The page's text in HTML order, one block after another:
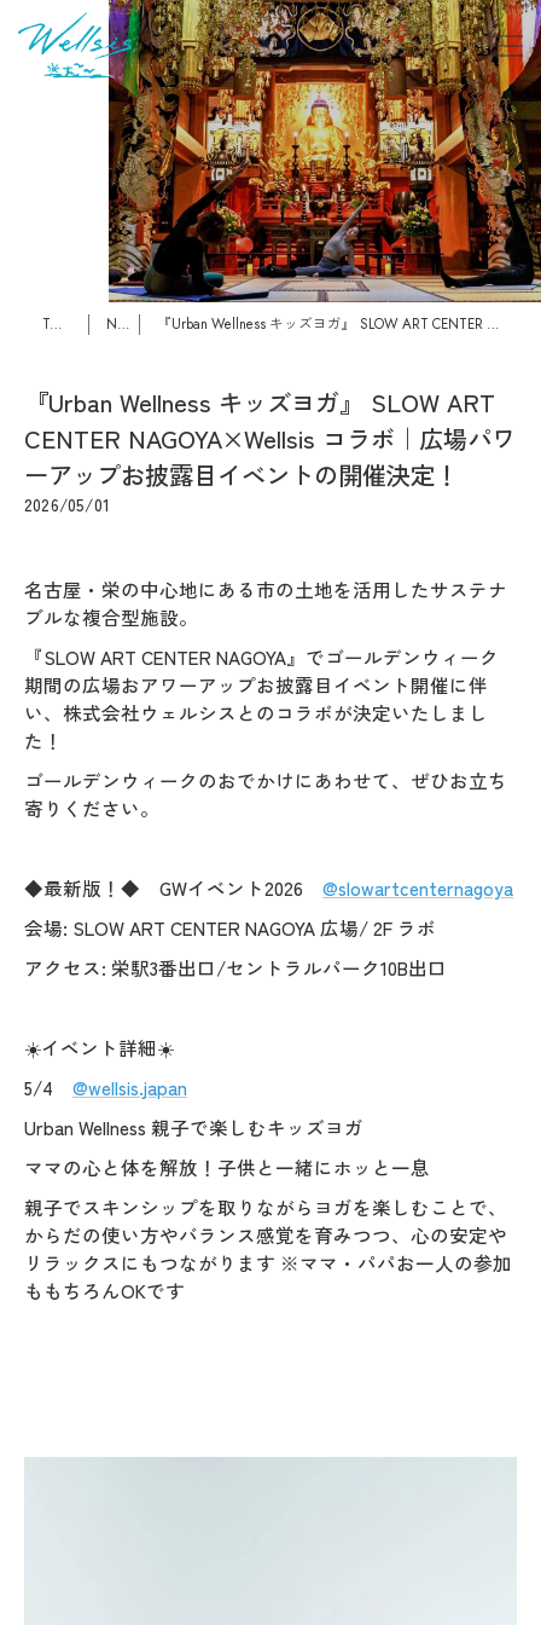
TOPページ News 『Urban Wellness キッズヨガ』 SLOW ART CENTER NAGOYA×Wellsis コラボ｜広場パワーアップお披露目イベントの開催決定！
『Urban Wellness キッズヨガ』 SLOW ART
CENTER NAGOYA×Wellsis コラボ｜広場パワ
ーアップお披露目イベントの開催決定！
2026/05/01
名古屋・栄の中心地にある市の土地を活用したサステナ
ブルな複合型施設。
『SLOW ART CENTER NAGOYA』でゴールデンウィーク
期間の広場おアワーアップお披露目イベント開催に伴
い、株式会社ウェルシスとのコラボが決定いたしまし
た！
ゴールデンウィークのおでかけにあわせて、ぜひお立ち
寄りください。
◆最新版！◆ GWイベント2026 @slowartcenternagoya
会場: SLOW ART CENTER NAGOYA 広場/ 2F ラボ
アクセス: 栄駅3番出口/セントラルパーク10B出口
☀️イベント詳細☀️
5/4 @wellsis.japan
Urban Wellness 親子で楽しむキッズヨガ
ママの心と体を解放！子供と一緒にホッと一息
親子でスキンシップを取りながらヨガを楽しむことで、
からだの使い方やバランス感覚を育みつつ、心の安定や
リラックスにもつながります ※ママ・パパお一人の参加
ももちろんOKです